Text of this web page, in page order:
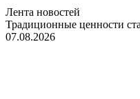
Лента новостей
Традиционные ценности
07.08.2026